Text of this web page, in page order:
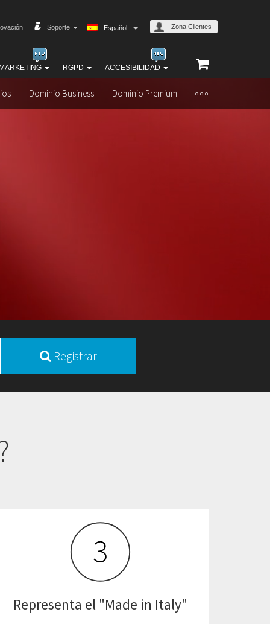
RGPD ACCESIBILIDAD
Soporte Español Zona Clientes
Dominio Business Dominio Premium
Registrar
Representa el "Made in Italy"